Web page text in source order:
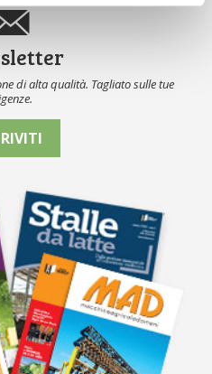
di alta qualità. Tagliato sulle tue